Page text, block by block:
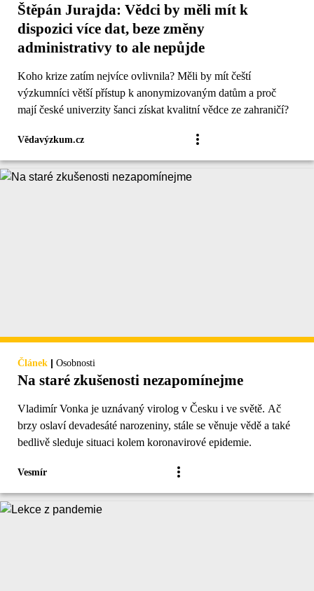
Štěpán Jurajda: Vědci by měli mít k
dispozici více dat, beze změny
administrativy to ale nepůjde
Koho krize zatím nejvíce ovlivnila? Měli by mít čeští
výzkumníci větší přístup k anonymizovaným datům a proč
mají české univerzity šanci získat kvalitní vědce ze zahraničí?
Vědavýzkum.cz
Článek | Osobnosti
Na staré zkušenosti nezapomínejme
Vladimír Vonka je uznávaný virolog v Česku i ve světě. Ač
brzy oslaví devadesáté narozeniny, stále se věnuje vědě a také
bedlivě sleduje situaci kolem koronavirové epidemie.
Vesmír